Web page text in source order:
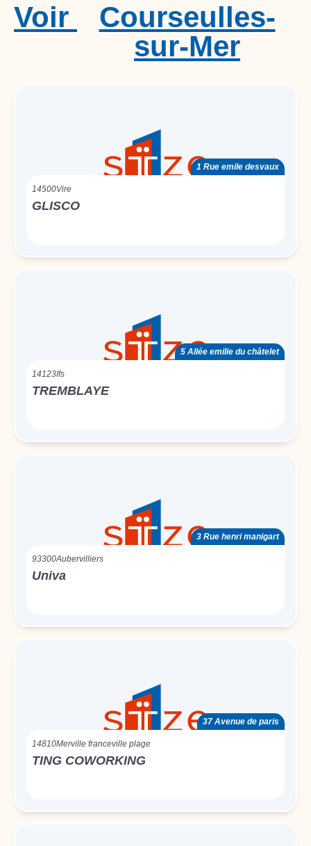
Courseulles-
sur-Mer
Voir
1 Rue emile desvaux
14500Vire
GLISCO
5 Allée emilie du châtelet
14123Ifs
TREMBLAYE
3 Rue henri manigart
93300Aubervilliers
Univa
37 Avenue de paris
14810Merville franceville plage
TING COWORKING